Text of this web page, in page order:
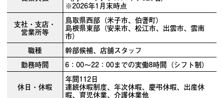
※2026年1月末時点
支社・支店・
営業所等
鳥取県西部（米子市、伯耆町）
島根県東部（安来市、松江市、出雲市、雲南
市）
職種
幹部候補、店舗スタッフ
勤務時間
6：00～22：00までの実働8時間（シフト制）
休日・休暇
年間112日
連続休暇制度、年次休暇、慶弔休暇、出産休
暇、育児休業、介護休業他